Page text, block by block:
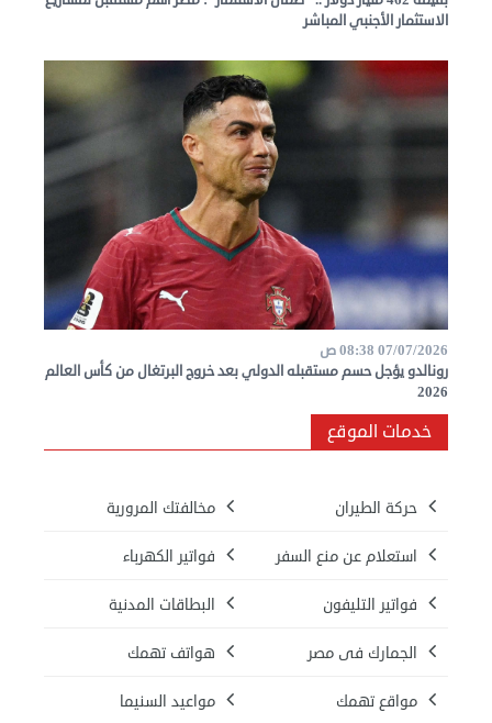
ومناسبات
الاستثمار الأجنبي المباشر
07/07/2026 08:38 ص
رونالدو يؤجل حسم مستقبله الدولي بعد خروج البرتغال من كأس العالم
2026
خدمات الموقع
حركة الطيران مخالفتك المرورية
استعلام عن منع السفر فواتير الكهرباء
فواتير التليفون البطاقات المدنية
الجمارك فى مصر هواتف تهمك
مواقع تهمك مواعيد السنيما